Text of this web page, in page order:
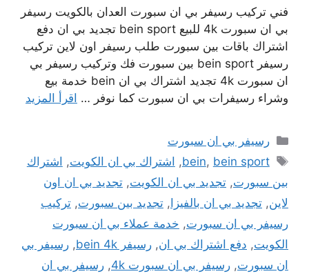
فني تركيب رسيفر بي ان سبورت العدان بالكويت رسيفر
بي ان سبورت 4k للبيع bein sport تجديد بي ان دفع
اشتراك باقات بين سبورت طلب رسيفر اون لاين تركيب
رسيفر bein sport بين سبورت فك وتركيب رسيفر بي
ان سبورت 4k تجديد اشتراك بي ان bein خدمة بيع
وشراء رسيفرات بي ان سبورت كما نوفر … اقرأ المزيد
التصنيفات
رسيفر بي ان سبورت
الوسوم
bein, bein sport
, اشتراك بي ان الكويت, اشتراك
بين سبورت, تجديد بي ان الكويت, تجديد بي ان اون
لاين, تجديد بي ان بالفيزا, تجديد بين سبورت, تركيب
رسيفر بي ان سبورت, خدمة عملاء بي ان سبورت
الكويت, دفع اشتراك بي ان, رسيفر bein 4k , رسيفر بي
ان سبورت, رسيفر بي ان سبورت 4k , رسيفر بي ان